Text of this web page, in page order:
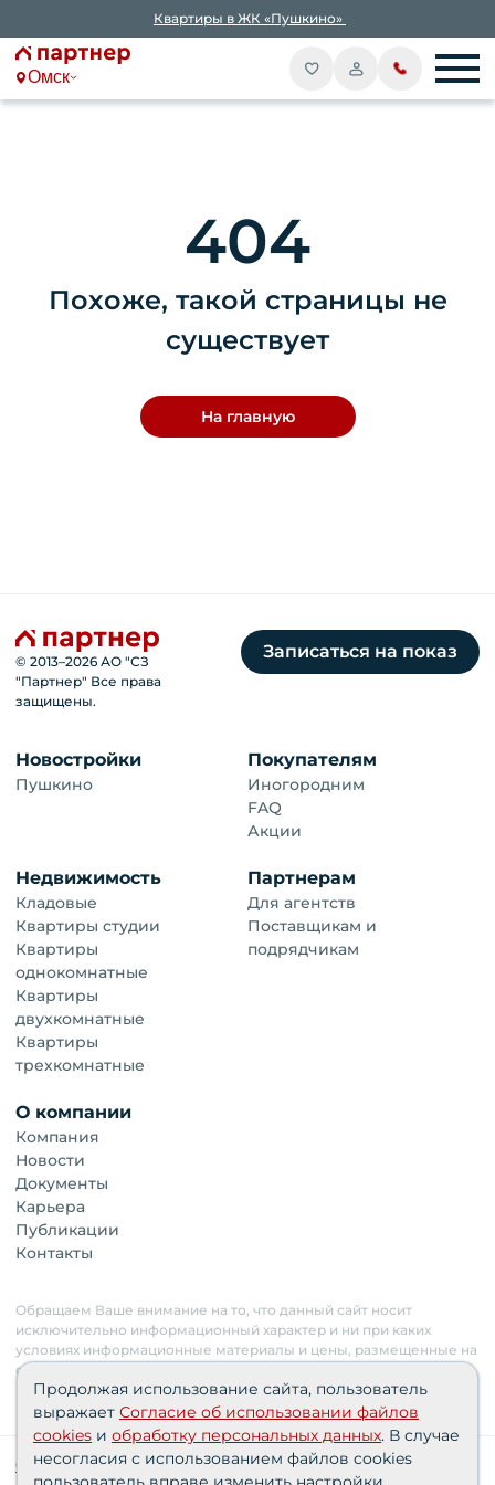
Квартиры в ЖК «Пушкино»
Омск
404
Похоже, такой страницы не
существует
На главную
© 2013–2026 АО "СЗ
"Партнер" Все права
защищены.
Записаться на показ
Новостройки
Пушкино
Покупателям
Иногородним
FAQ
Акции
Недвижимость
Кладовые
Квартиры студии
Квартиры
однокомнатные
Квартиры
двухкомнатные
Квартиры
трехкомнатные
Партнерам
Для агентств
Поставщикам и
подрядчикам
О компании
Компания
Новости
Документы
Карьера
Публикации
Контакты
Обращаем Ваше внимание на то, что данный сайт носит
исключительно информационный характер и ни при каких
условиях информационные материалы и цены, размещенные на
сайте, не являются публичной офертой. Застройщик имеет
право изменять стоимость объектов.
Сведения о реализуемых требованиях к защите
Продолжая использование сайта, пользователь
выражает Согласие об использовании файлов
cookies и обработку персональных данных. В случае
несогласия с использованием файлов cookies